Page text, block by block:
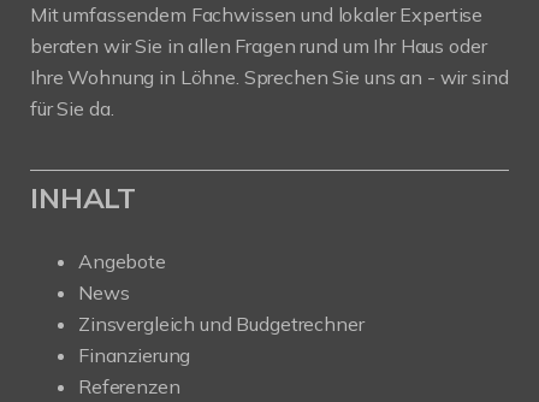
Mit umfassendem Fachwissen und lokaler Expertise
beraten wir Sie in allen Fragen rund um Ihr Haus oder
Ihre Wohnung in Löhne. Sprechen Sie uns an - wir sind
für Sie da.
INHALT
Angebote
News
Zinsvergleich und Budgetrechner
Finanzierung
Referenzen